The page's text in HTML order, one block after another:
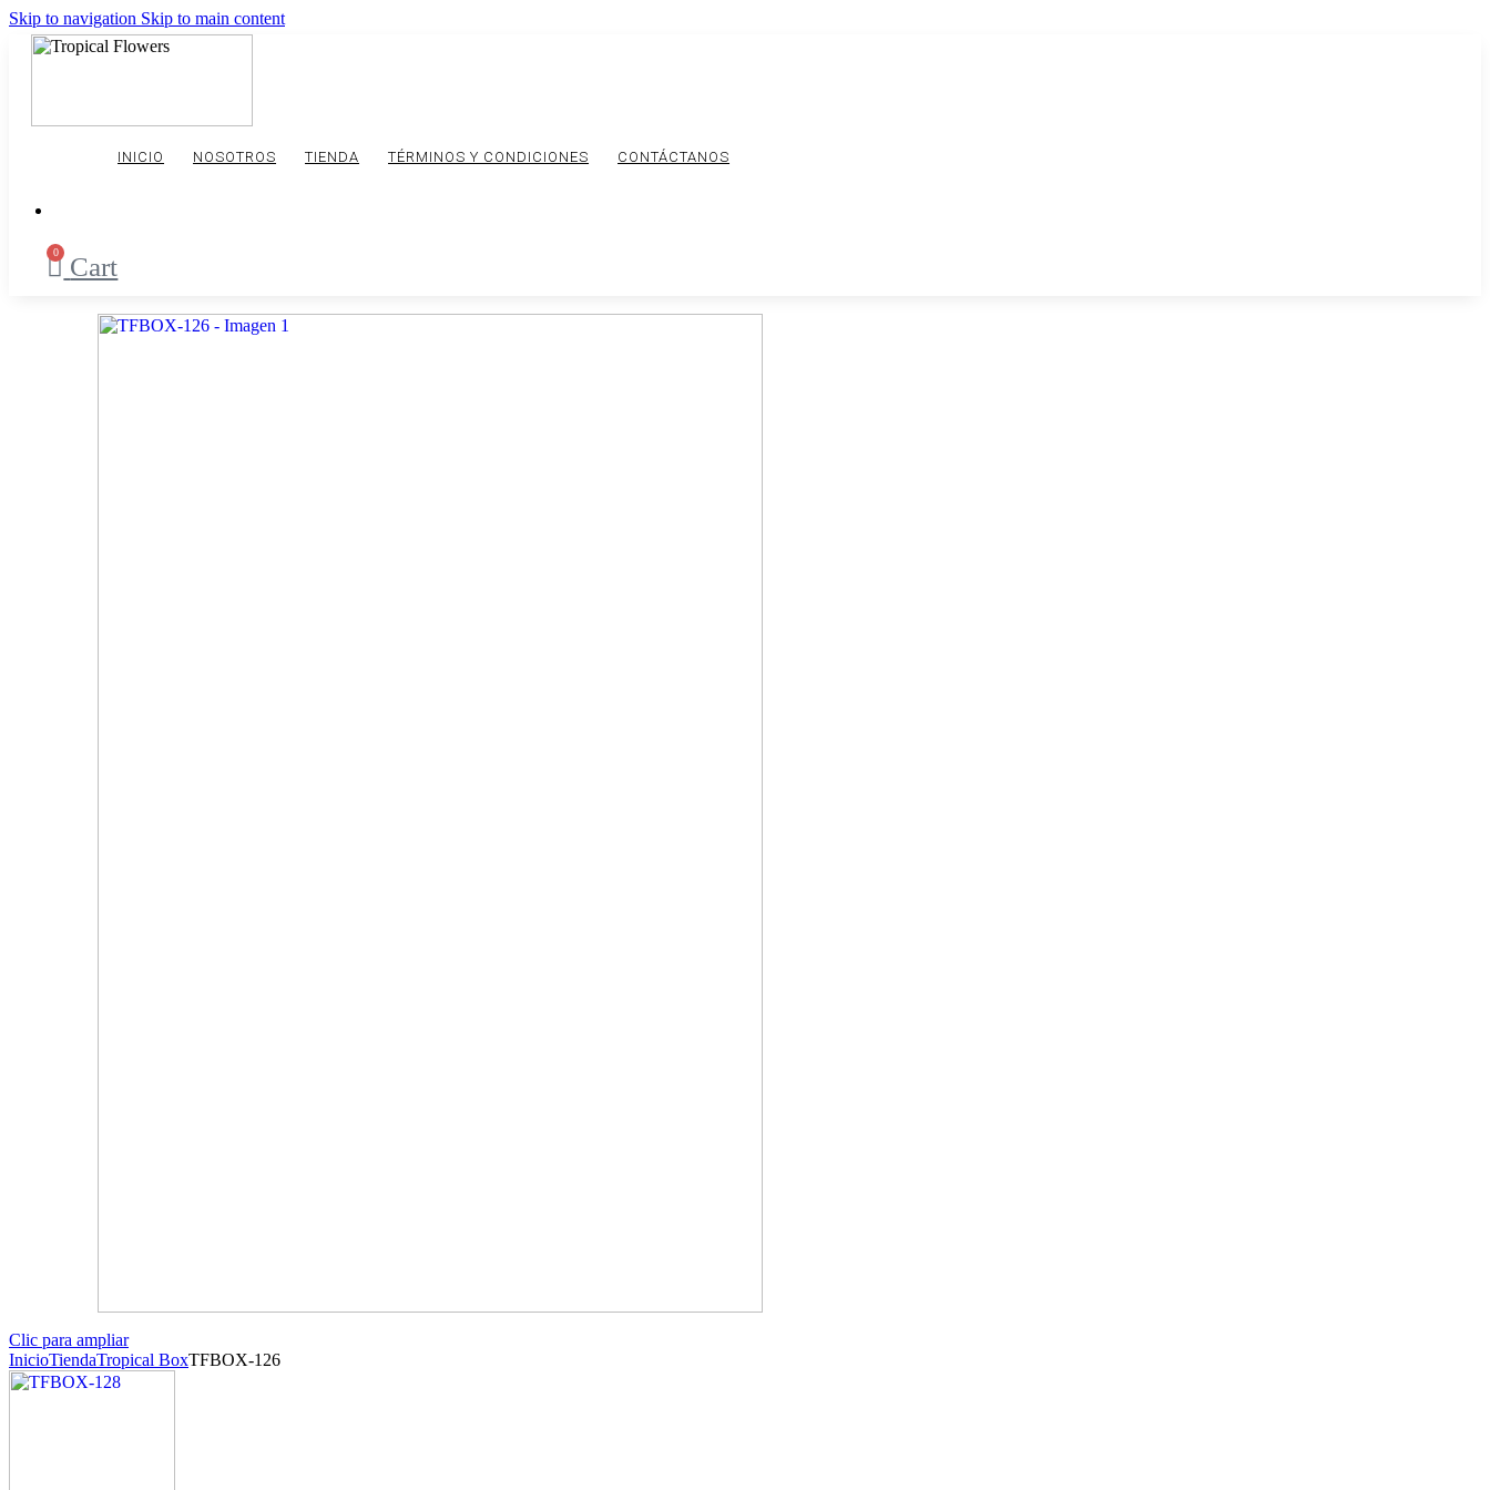
Skip to navigation Skip to main content
INICIO NOSOTROS TIENDA TÉRMINOS Y CONDICIONES CONTÁCTANOS
0 Cart
Clic para ampliar
InicioTiendaTropical BoxTFBOX-126